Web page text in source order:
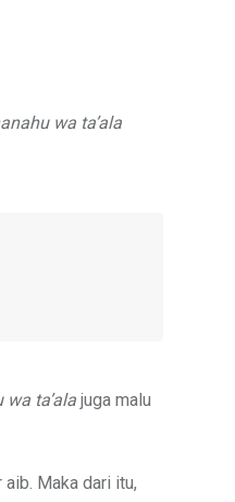
wa ta’ala
ta’ala juga malu
Maka dari itu,